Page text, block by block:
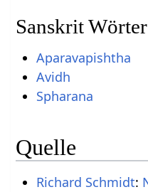
Sanskrit
Aparavapishtha
Avidh
Spharana
Quelle
Richard Schmidt: